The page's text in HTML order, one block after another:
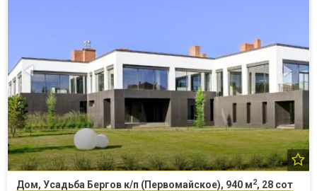
Дом, Усадьба Бергов к/п (Первомайское), 940 м2, 28 сот